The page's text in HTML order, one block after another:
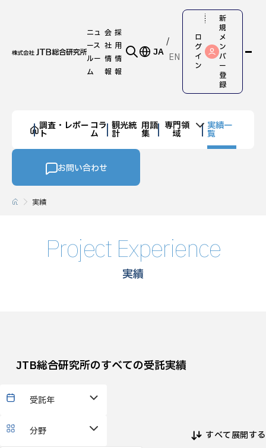
ニュ
ース
ルー
ム
会
社
情
報
採
用
情
報
JA EN
ロ
グ
イ
ン
新
規
メ
ン
バ
ー
登
録
調査・レポー
ト
コラ
ム
観光統
計
用語
集
専門領
域
実績一
覧
お問い合わせ
実績
Project Experience
実績
JTB総合研究所のすべての受託実績
受託年
分野 すべて展開する